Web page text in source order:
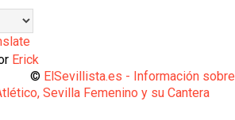
Erick
ElSevillista.es - Información sobre
Sevilla Femenino y su Cantera